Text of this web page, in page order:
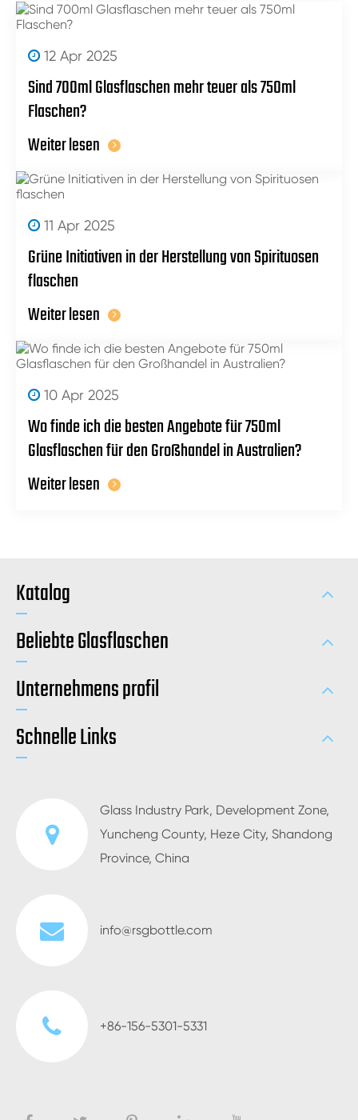
12 Apr 2025
Sind 700ml Glasflaschen mehr teuer als 750ml
Flaschen?
Weiter lesen
11 Apr 2025
Grüne Initiativen in der Herstellung von Spirituosen
flaschen
Weiter lesen
10 Apr 2025
Wo finde ich die besten Angebote für 750ml
Glasflaschen für den Großhandel in Australien?
Weiter lesen
Katalog
Beliebte Glasflaschen
Unternehmens profil
Schnelle Links
Glass Industry Park, Development Zone,
Yuncheng County, Heze City, Shandong
Province, China
info@rsgbottle.com
+86-156-5301-5331